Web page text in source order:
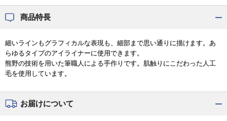
商品特長
細いラインもグラフィカルな表現も、細部まで思い通りに描けます。あ
らゆるタイプのアイライナーに使用できます。
熊野の技術を用いた筆職人による手作りです。肌触りにこだわった人工
毛を使用しています。
お届けについて